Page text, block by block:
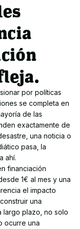
por políticas
se completa en
de las
exactamente de
una noticia o
pasa, la
ahí.
financiación
1€ al mes y una
el impacto
una
largo plazo, no solo
ocurre una